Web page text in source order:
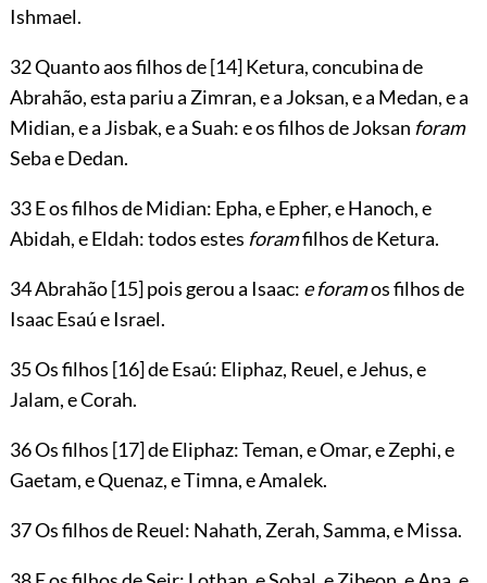
Ishmael.
32 Quanto aos filhos de[14]Ketura, concubina de
Abrahão, esta pariu a Zimran, e a Joksan, e a Medan, e a
Midian, e a Jisbak, e a Suah: e os filhos de Joksan foram
Seba e Dedan.
33 E os filhos de Midian: Epha, e Epher, e Hanoch, e
Abidah, e Eldah: todos estes foramfilhos de Ketura.
34 Abrahão[15]pois gerou a Isaac: e foramos filhos de
Isaac Esaú e Israel.
35 Os filhos [16]de Esaú: Eliphaz, Reuel, e Jehus, e
Jalam, e Corah.
36 Os filhos [17]de Eliphaz: Teman, e Omar, e Zephi, e
Gaetam, e Quenaz, e Timna, e Amalek.
37 Os filhos de Reuel: Nahath, Zerah, Samma, e Missa.